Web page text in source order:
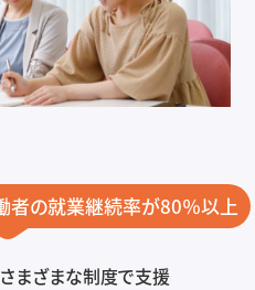
者の就業継続率が80％以上
まざまな制度で支援